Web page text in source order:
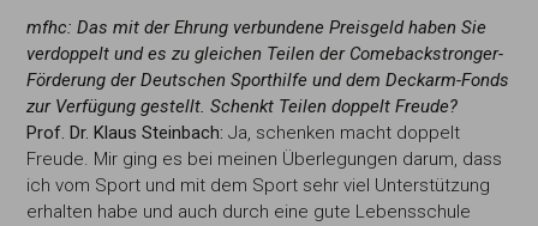
mfhc: Das mit der Ehrung verbundene Preisgeld haben Sie
verdoppelt und es zu gleichen Teilen der Comebackstronger-
Förderung der Deutschen Sporthilfe und dem Deckarm-Fonds
zur Verfügung gestellt. Schenkt Teilen doppelt Freude?
Prof. Dr. Klaus Steinbach: Ja, schenken macht doppelt
Freude. Mir ging es bei meinen Überlegungen darum, dass
ich vom Sport und mit dem Sport sehr viel Unterstützung
erhalten habe und auch durch eine gute Lebensschule